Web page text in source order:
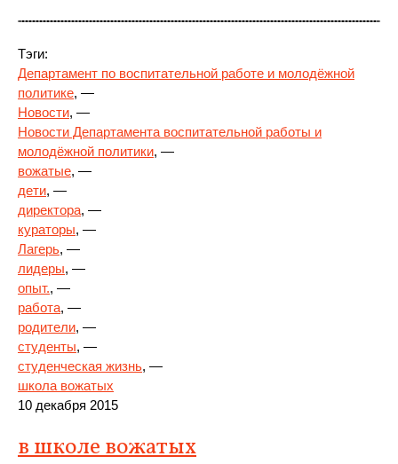
Тэги:
Департамент по воспитательной работе и молодёжной
политике, —
Новости, —
Новости Департамента воспитательной работы и
молодёжной политики, —
вожатые, —
дети, —
директора, —
кураторы, —
Лагерь, —
лидеры, —
опыт., —
работа, —
родители, —
студенты, —
студенческая жизнь, —
школа вожатых
10 декабря 2015
в школе вожатых